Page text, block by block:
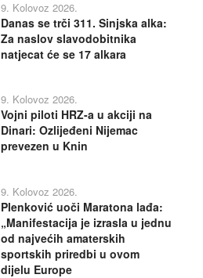
9. Kolovoz 2026.
Danas se trči 311. Sinjska alka:
Za naslov slavodobitnika
natjecat će se 17 alkara
9. Kolovoz 2026.
Vojni piloti HRZ-a u akciji na
Dinari: Ozlijeđeni Nijemac
prevezen u Knin
9. Kolovoz 2026.
Plenković uoči Maratona lađa:
„Manifestacija je izrasla u jednu
od najvećih amaterskih
sportskih priredbi u ovom
dijelu Europe